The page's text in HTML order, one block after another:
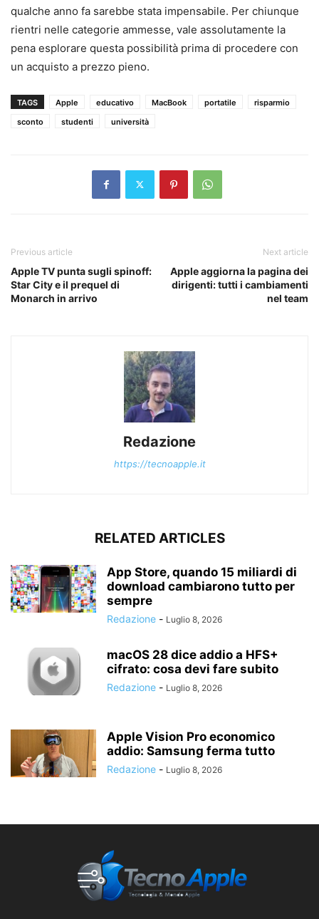
qualche anno fa sarebbe stata impensabile. Per chiunque
rientri nelle categorie ammesse, vale assolutamente la
pena esplorare questa possibilità prima di procedere con
un acquisto a prezzo pieno.
TAGS Apple educativo MacBook portatile
risparmio
sconto
studenti università
Previous article
Apple TV punta sugli spinoff:
Star City e il prequel di
Monarch in arrivo
Next article
Apple aggiorna la pagina dei
dirigenti: tutti i cambiamenti
nel team
Redazione
https://tecnoapple.it
RELATED ARTICLES
App Store, quando 15 miliardi di
download cambiarono tutto per
sempre
Redazione - Luglio 8, 2026
macOS 28 dice addio a HFS+
cifrato: cosa devi fare subito
Redazione - Luglio 8, 2026
Apple Vision Pro economico
addio: Samsung ferma tutto
Redazione - Luglio 8, 2026